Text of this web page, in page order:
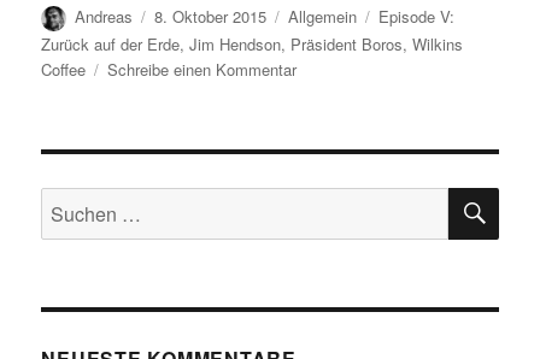
Autor
Andreas
Veröffentlicht
am
8. Oktober 2015 Kategorien
Allgemein Schlagwörter
Episode V:
Zurück auf der Erde,Jim Hendson, Präsident Boros,Wilkins
Coffee
Schreibe einen Kommentarzu
Suchen
nach: